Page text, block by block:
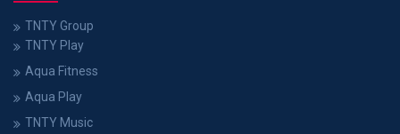
TNTY Group
TNTY Play
Aqua Fitness
Aqua Play
TNTY Music